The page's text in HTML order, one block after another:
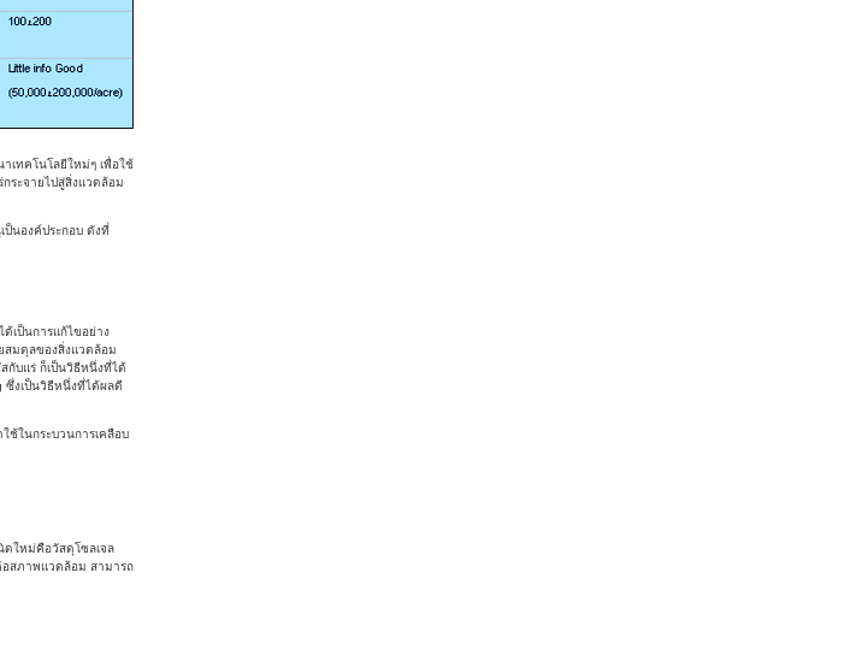
เทคโนโลยีใหม่ๆ เพื่อใช้
ระจายไปสู่สิ่งแวดล้อม
นองค์ประกอบ ดังที่
เป็นการแก้ไขอย่าง
สมดุลของสิ่งแวดล้อม
กับแร่ ก็เป็นวิธีหนึ่งที่ได้
ซึ่งเป็นวิธีหนึ่งที่ได้ผลดี
ช้ในกระบวนการเคลือบ
ดใหม่คือวัสดุโซลเจล
สภาพแวดล้อม สามารถ